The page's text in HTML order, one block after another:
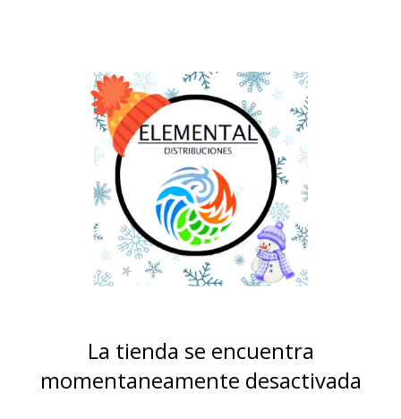
La tienda se encuentra
momentaneamente desactivada